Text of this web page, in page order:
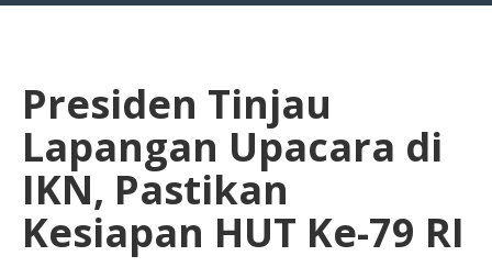
Presiden Tinjau
Lapangan Upacara di
IKN, Pastikan
Kesiapan HUT Ke-79 RI